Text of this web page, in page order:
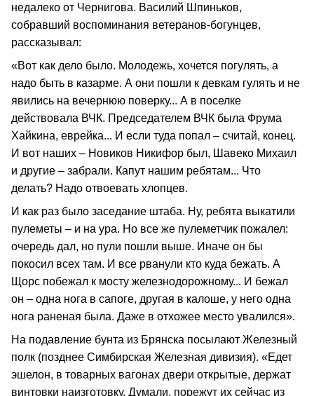
недалеко от Чернигова. Василий Шпиньков,
собравший воспоминания ветеранов-богунцев,
рассказывал:
«Вот как дело было. Молодежь, хочется погулять, а
надо быть в казарме. А они пошли к девкам гулять и не
явились на вечернюю поверку... А в поселке
действовала ВЧК. Председателем ВЧК была Фрума
Хайкина, еврейка... И если туда попал – считай, конец.
И вот наших – Новиков Никифор был, Шавеко Михаил
и другие – забрали. Капут нашим ребятам... Что
делать? Надо отвоевать хлопцев.
И как раз было заседание штаба. Ну, ребята выкатили
пулеметы – и на ура. Но все же пулеметчик пожалел:
очередь дал, но пули пошли выше. Иначе он бы
покосил всех там. И все рванули кто куда бежать. А
Щорс побежал к мосту железнодорожному... И бежал
он – одна нога в сапоге, другая в калоше, у него одна
нога раненая была. Даже в отхожее место увалился».
На подавление бунта из Брянска посылают Железный
полк (позднее Симбирская Железная дивизия). «Едет
эшелон, в товарных вагонах двери открытые, держат
винтовки наизготовку. Думали, порежут их сейчас из